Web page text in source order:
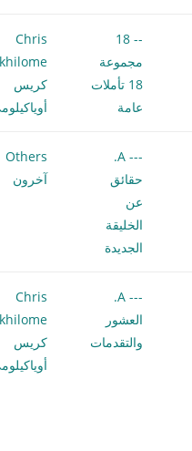
-- 18
مجموعة
18 تأملات
عامة
Chris
كريس
--- A.
حقائق
عن
الخليقة
الجديدة
Others
آخرون
--- A.
العشور
والتقدمات
Chris
كريس